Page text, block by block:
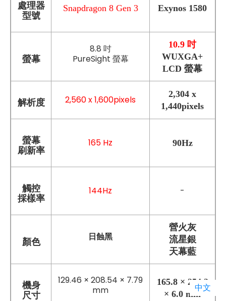
處理器
型號
Snapdragon 8 Gen 3 Exynos 1580
螢幕
8.8 吋
PureSight 螢幕
10.9 吋
WUXGA+
LCD 螢幕
解析度 2,560 x 1,600pixels
2,304 x
1,440pixels
螢幕
刷新率
165 Hz 90Hz
觸控
採樣率
144Hz -
顏色 日蝕黑
營火灰
流星銀
天幕藍
機身
尺寸
129.46 × 208.54 × 7.79
mm
165.8 × 254.3
× 6.0 mm
中文